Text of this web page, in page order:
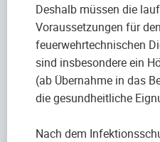
Deshalb müssen die
Voraussetzungen für
feuerwehrtechnischen
sind insbesondere ein
(ab Übernahme in das
die gesundheitliche
Nach dem